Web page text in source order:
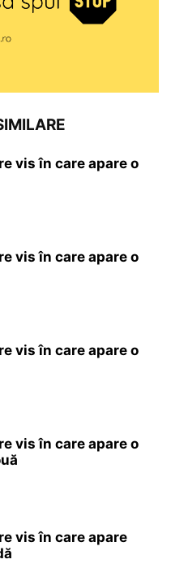
vis în care apare o
vis în care apare o
vis în care apare o
vis în care apare o
vis în care apare